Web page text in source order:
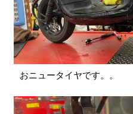
おニュータイヤです。。